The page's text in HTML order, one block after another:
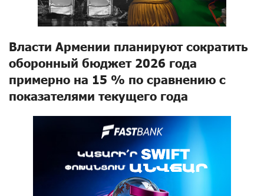
Власти Армении планируют сократить
оборонный бюджет 2026 года
примерно на 15 % по сравнению с
показателями текущего года